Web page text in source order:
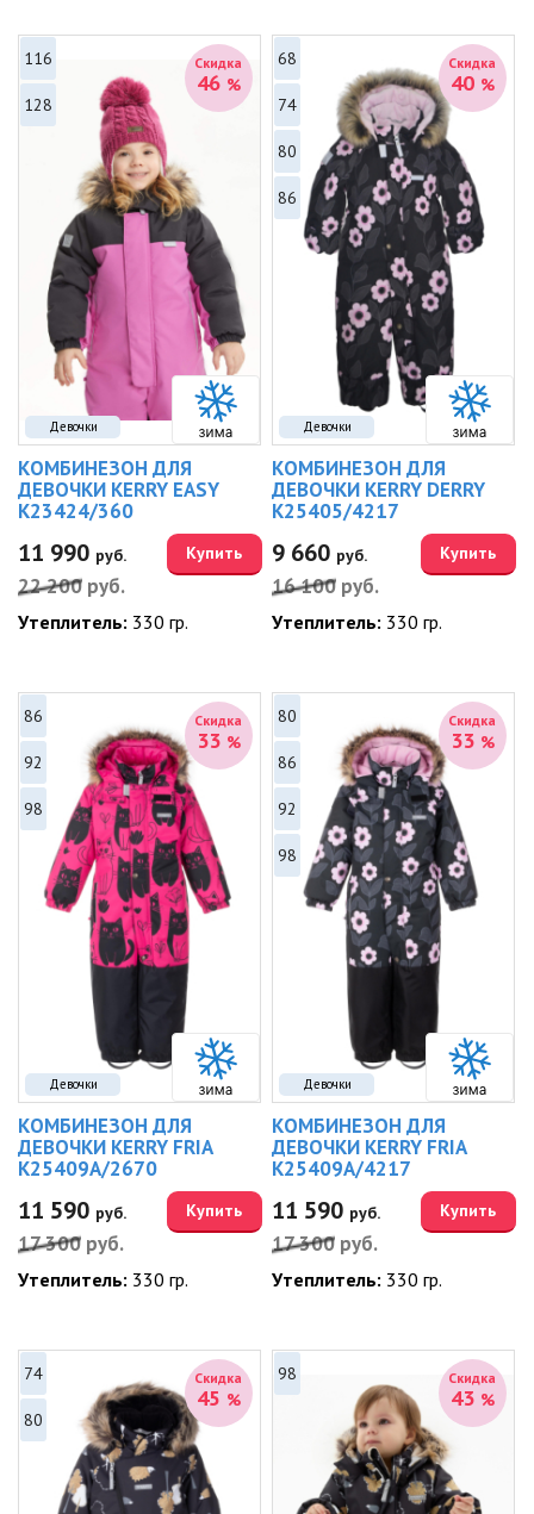
Девочки
Скидка
46 %
116
128
КОМБИНЕЗОН ДЛЯ
ДЕВОЧКИ KERRY EASY
K23424/360
11 990 руб.
22 200 руб.
Купить
Утеплитель: 330 гр.
Девочки
Скидка
40 %
68
74
80
86
КОМБИНЕЗОН ДЛЯ
ДЕВОЧКИ KERRY DERRY
K25405/4217
9 660 руб.
16 100 руб.
Купить
Утеплитель: 330 гр.
Девочки
Скидка
33 %
86
92
98
КОМБИНЕЗОН ДЛЯ
ДЕВОЧКИ KERRY FRIA
K25409A/2670
11 590 руб.
17 300 руб.
Купить
Утеплитель: 330 гр.
Девочки
Скидка
33 %
80
86
92
98
КОМБИНЕЗОН ДЛЯ
ДЕВОЧКИ KERRY FRIA
K25409A/4217
11 590 руб.
17 300 руб.
Купить
Утеплитель: 330 гр.
Скидка
45 %
74
80
Скидка
43 %
98